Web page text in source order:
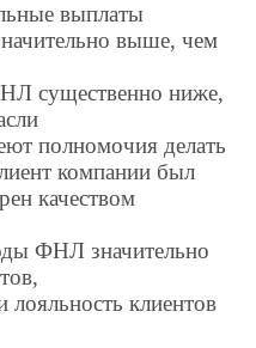
выплаты
выше, чем
существенно ниже,
полномочия делать
компании был
качеством
ФНЛ значительно
лояльность клиентов